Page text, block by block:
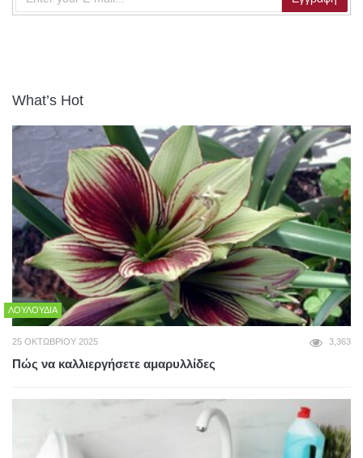
What’s Hot
ΛΟΥΛΟΎΔΙΑ
25 ΟΚΤΩΒΡΊΟΥ 2025 3,363
Πώς να καλλιεργήσετε αμαρυλλίδες